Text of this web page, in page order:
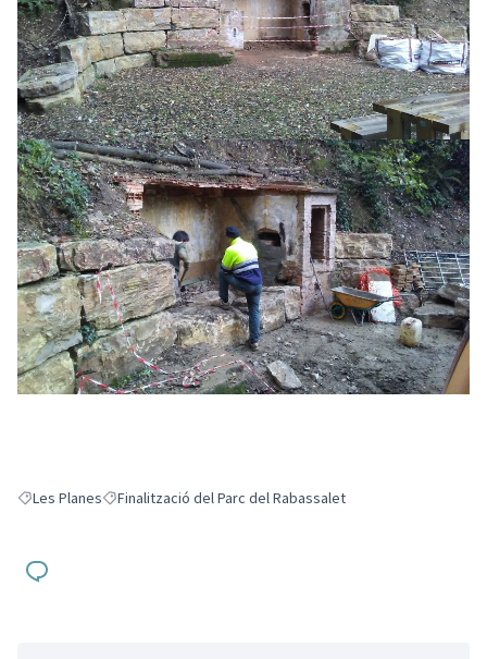
Resultats en filtrar per: Les Planes
Les PlanesResultats en filtrar per: Finalització del Parc del Rabassalet
Finalització del Parc del Rabassalet